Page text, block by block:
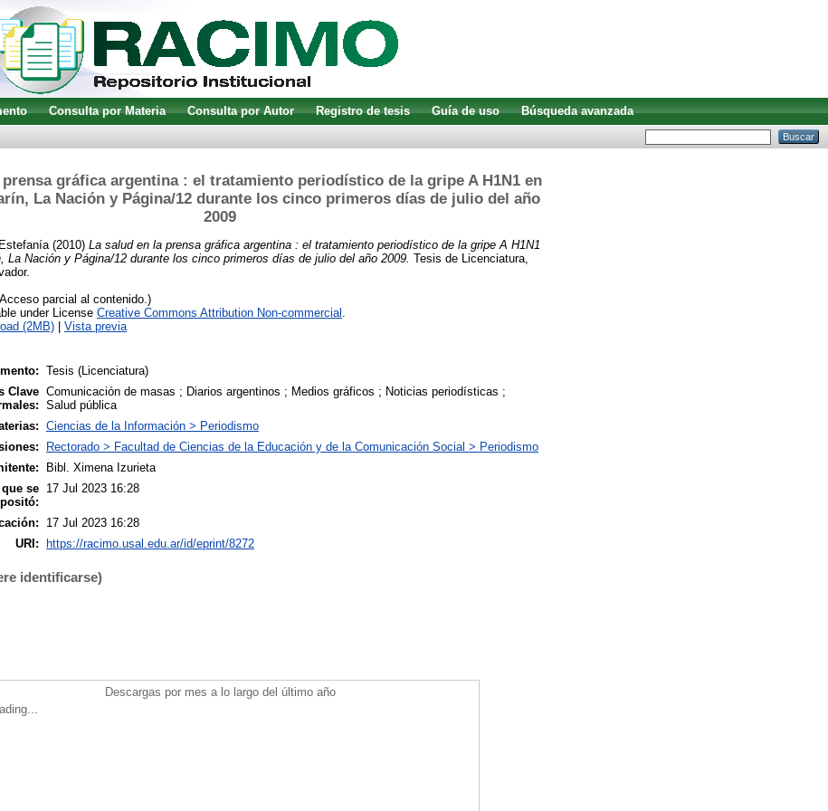
Consulta por Materia Consulta por Autor Registro de tesis Guía de uso
Búsqueda avanzada
gráfica argentina : el tratamiento periodístico de la gripe A H1N1 en
La Nación y Página/12 durante los cinco primeros días de julio del año
2009
(2010) La salud en la prensa gráfica argentina : el tratamiento periodístico de la gripe A H1N1
La Nación y Página/12 durante los cinco primeros días de julio del año 2009. Tesis de Licenciatura,
parcial al contenido.)
under License Creative Commons Attribution Non-commercial .
(2MB)
Vista previa
Tesis (Licenciatura)
Clave Comunicación de masas ; Diarios argentinos ; Medios gráficos ; Noticias periodísticas ;
Salud pública
Ciencias de la Información > Periodismo
Rectorado > Facultad de Ciencias de la Educación y de la Comunicación Social > Periodismo
Bibl. Ximena Izurieta
que se
17 Jul 2023 16:28
17 Jul 2023 16:28
URI:
https://racimo.usal.edu.ar/id/eprint/8272
identificarse)
Descargas por mes a lo largo del último año